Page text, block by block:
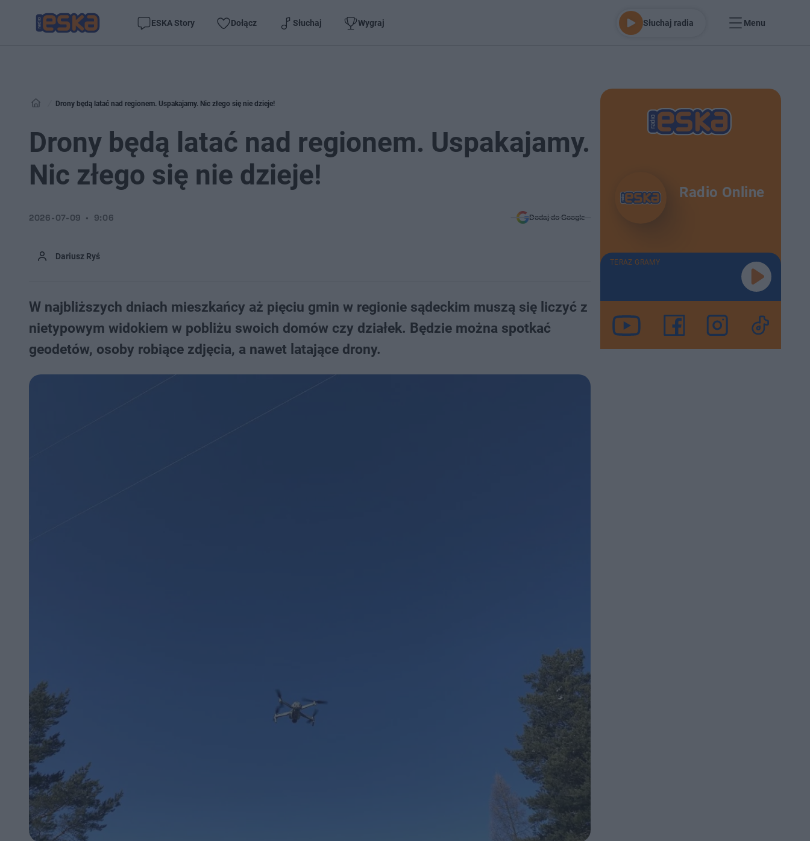
ESKA Story Dołącz Słuchaj Wygraj Słuchaj radia Menu
Drony będą latać nad regionem. Uspakajamy. Nic złego się nie dzieje!
Drony będą latać nad regionem. Uspakajamy.
Nic złego się nie dzieje!
Dariusz Ryś
2026-07-09 9:06 Dodaj do Google
W najbliższych dniach mieszkańcy aż pięciu gmin w regionie sądeckim muszą się liczyć z
nietypowym widokiem w pobliżu swoich domów czy działek. Będzie można spotkać
geodetów, osoby robiące zdjęcia, a nawet latające drony.
Radio Online
TERAZ GRAMY